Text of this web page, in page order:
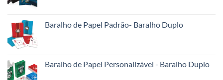
Baralho de Papel Padrão- Baralho Duplo
Baralho de Papel Personalizável - Baralho Duplo